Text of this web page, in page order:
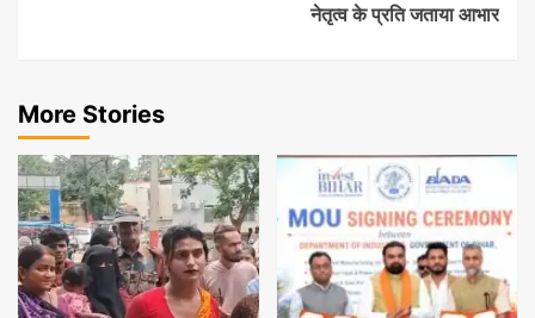
नेतृत्व के प्रति जताया आभार
More Stories